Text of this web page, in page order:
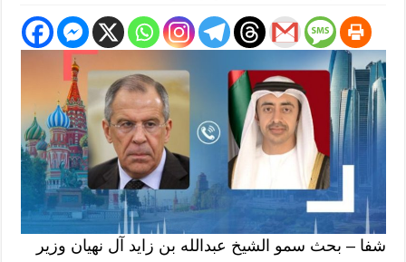
شفا – بحث سمو الشيخ عبدالله بن زايد آل نهيان وزير